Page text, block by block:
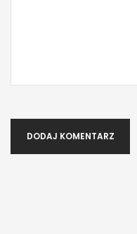
DODAJ KOMENTARZ